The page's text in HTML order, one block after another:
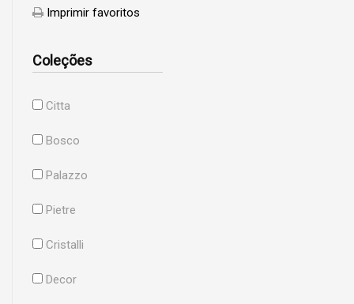
Imprimir favoritos
Coleções
Citta
Bosco
Palazzo
Pietre
Cristalli
Decor